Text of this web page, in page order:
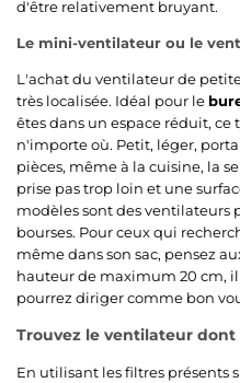
d'être relativement bruyant.
Le mini-ventilateur ou le
L'achat du ventilateur de
très localisée. Idéal pour le
êtes dans un espace réduit, ce
n'importe où. Petit, léger,
pièces, même à la cuisine, la
prise pas trop loin et une
modèles sont des ventilateurs
bourses. Pour ceux qui
même dans son sac, pensez
hauteur de maximum 20 cm,
pourrez diriger comme bon
Trouvez le ventilateur dont
En utilisant les filtres présents